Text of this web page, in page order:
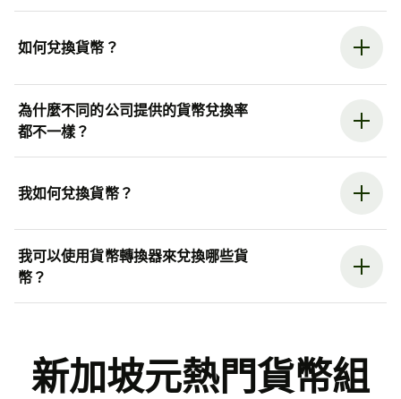
如何兌換貨幣？
為什麼不同的公司提供的貨幣兌換率
都不一樣？
我如何兌換貨幣？
我可以使用貨幣轉換器來兌換哪些貨
幣？
新加坡元熱門貨幣組